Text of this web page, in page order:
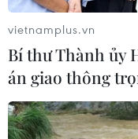
thác 2 triệu thùng
08/08/2026 00:12
phát triển quốc gia
vietnamplus.vn
Bí thư Thành ủy
án giao thông